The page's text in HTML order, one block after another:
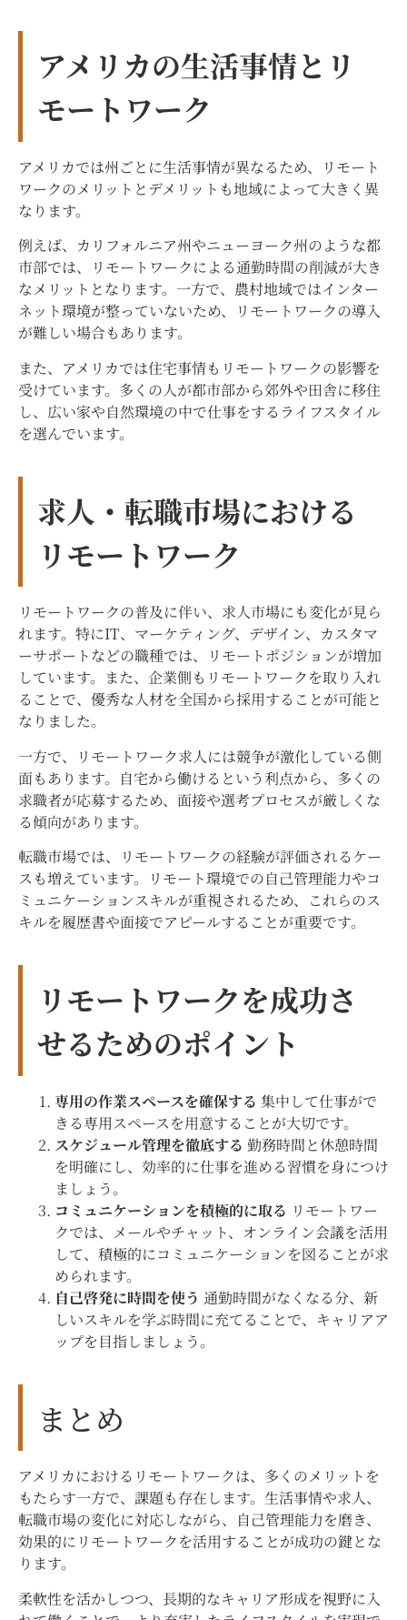
アメリカの生活事情とリ
モートワーク
アメリカでは州ごとに生活事情が異なるため、リモート
ワークのメリットとデメリットも地域によって大きく異
なります。
例えば、カリフォルニア州やニューヨーク州のような都
市部では、リモートワークによる通勤時間の削減が大き
なメリットとなります。一方で、農村地域ではインター
ネット環境が整っていないため、リモートワークの導入
が難しい場合もあります。
また、アメリカでは住宅事情もリモートワークの影響を
受けています。多くの人が都市部から郊外や田舎に移住
し、広い家や自然環境の中で仕事をするライフスタイル
を選んでいます。
求人・転職市場における
リモートワーク
リモートワークの普及に伴い、求人市場にも変化が見ら
れます。特にIT、マーケティング、デザイン、カスタマ
ーサポートなどの職種では、リモートポジションが増加
しています。また、企業側もリモートワークを取り入れ
ることで、優秀な人材を全国から採用することが可能と
なりました。
一方で、リモートワーク求人には競争が激化している側
面もあります。自宅から働けるという利点から、多くの
求職者が応募するため、面接や選考プロセスが厳しくな
る傾向があります。
転職市場では、リモートワークの経験が評価されるケー
スも増えています。リモート環境での自己管理能力やコ
ミュニケーションスキルが重視されるため、これらのス
キルを履歴書や面接でアピールすることが重要です。
リモートワークを成功さ
せるためのポイント
専用の作業スペースを確保する 集中して仕事がで
きる専用スペースを用意することが大切です。
スケジュール管理を徹底する 勤務時間と休憩時間
を明確にし、効率的に仕事を進める習慣を身につけ
ましょう。
コミュニケーションを積極的に取る リモートワー
クでは、メールやチャット、オンライン会議を活用
して、積極的にコミュニケーションを図ることが求
められます。
自己啓発に時間を使う 通勤時間がなくなる分、新
しいスキルを学ぶ時間に充てることで、キャリアア
ップを目指しましょう。
まとめ
アメリカにおけるリモートワークは、多くのメリットを
もたらす一方で、課題も存在します。生活事情や求人、
転職市場の変化に対応しながら、自己管理能力を磨き、
効果的にリモートワークを活用することが成功の鍵とな
ります。
柔軟性を活かしつつ、長期的なキャリア形成を視野に入